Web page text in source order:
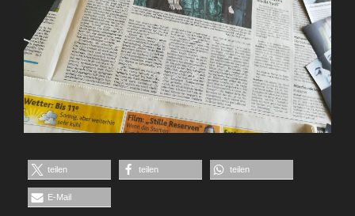
teilen teilen teilen
E-Mail